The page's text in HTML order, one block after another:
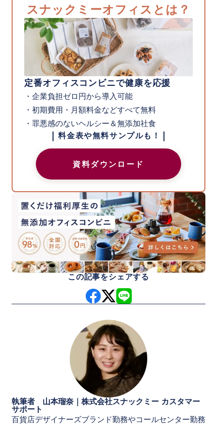
スナックミーオフィスとは？
定番オフィスコンビニで健康を応援
・企業負担ゼロ円から導入可能
・初期費用・月額料金などすべて無料
・罪悪感のないヘルシー＆無添加社食
| 料金表や無料サンプルも！ |
資料ダウンロード
この記事をシェアする
執筆者 山本瑠奈｜株式会社スナックミー カスタマー
サポート
百貨店デザイナーズブランド勤務やコールセンター勤務